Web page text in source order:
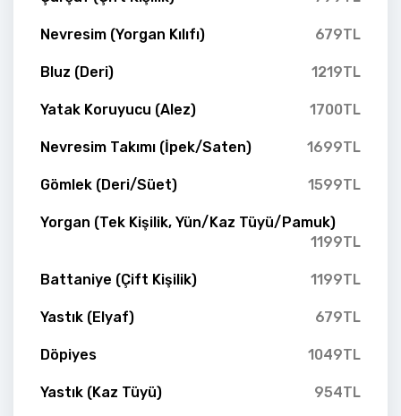
Nevresim (Yorgan Kılıfı) 679TL
Bluz (Deri) 1219TL
Yatak Koruyucu (Alez) 1700TL
Nevresim Takımı (İpek/Saten) 1699TL
Gömlek (Deri/Süet) 1599TL
Yorgan (Tek Kişilik, Yün/Kaz Tüyü/Pamuk)
1199TL
Battaniye (Çift Kişilik) 1199TL
Yastık (Elyaf) 679TL
Döpiyes 1049TL
Yastık (Kaz Tüyü) 954TL